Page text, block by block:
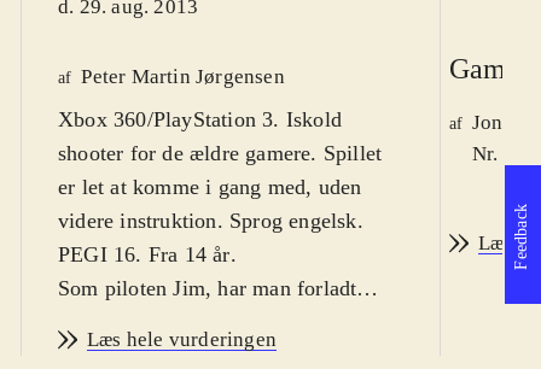
d. 29. aug. 2013
af Peter Martin Jørgensen
Xbox 360/PlayStation 3. Iskold
shooter for de ældre gamere. Spillet
er let at komme i gang med, uden
videre instruktion. Sprog engelsk.
PEGI 16. Fra 14 år.
Som piloten Jim, har man forladt
EDN III, for at arbejde som
Læs hele vurderingen
Game
af Jonas
Nr.
LæsFeedback